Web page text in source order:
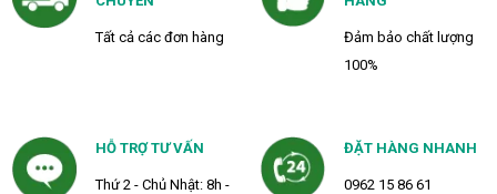
Tất cả các đơn hàng
Đảm bảo chất lượng
100%
HỖ TRỢ TƯ VẤN
Thứ 2 - Chủ Nhật: 8h -
ĐẶT HÀNG NHANH
0962 15 86 61